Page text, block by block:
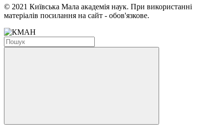
© 2021 Київська Мала академія наук. При використанні
матеріалів посилання на сайт - обов'язкове.